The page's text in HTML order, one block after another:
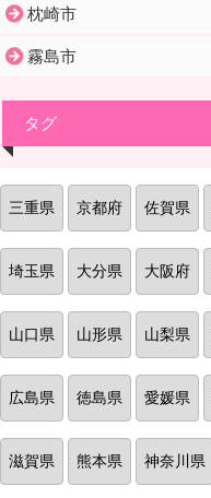
枕崎市
霧島市
タグ
三重県 京都府 佐賀県
埼玉県 大分県 大阪府
山口県 山形県 山梨県
広島県 徳島県 愛媛県
滋賀県 熊本県 神奈川県